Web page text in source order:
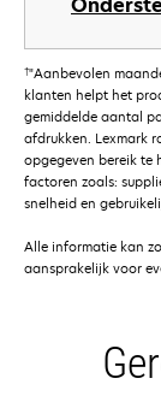
†"Aanbevolen
klanten helpt het
gemiddelde aantal
afdrukken. Lexmark
opgegeven bereik te
factoren zoals:
snelheid en
Alle informatie kan
aansprakelijk voor